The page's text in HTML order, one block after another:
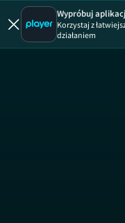
Wypróbuj
Korzystaj z
działaniem